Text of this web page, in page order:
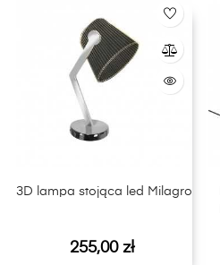
3D lampa stojąca led Milagro
Cena
255,00 zł